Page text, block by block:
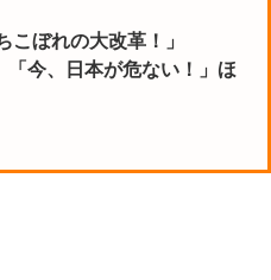
こぼれの大改革！」
「今、日本が危ない！」ほ